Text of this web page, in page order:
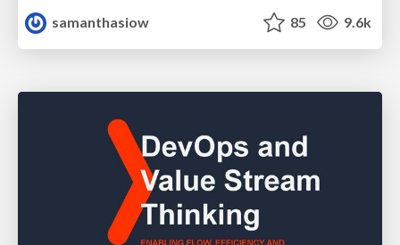
samanthasiow
85 9.6k